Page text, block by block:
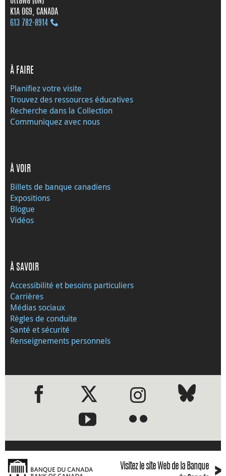
K1A 0G9, CANADA
613 782‑8914
À FAIRE
Planifiez votre visite
Trouvez des ressources éducatives
Recherche dans la Collection
Communiquez avec nous
À VOIR
Billets de banque canadiens
Expositions
Blogue
Vidéos
À SAVOIR
Accessibilité et besoins particuliers
Carrières
Médias sociaux
Règles de conduite
Santé et sécurité
Renseignements personnels
●●
Visitez le site Web de la Banque